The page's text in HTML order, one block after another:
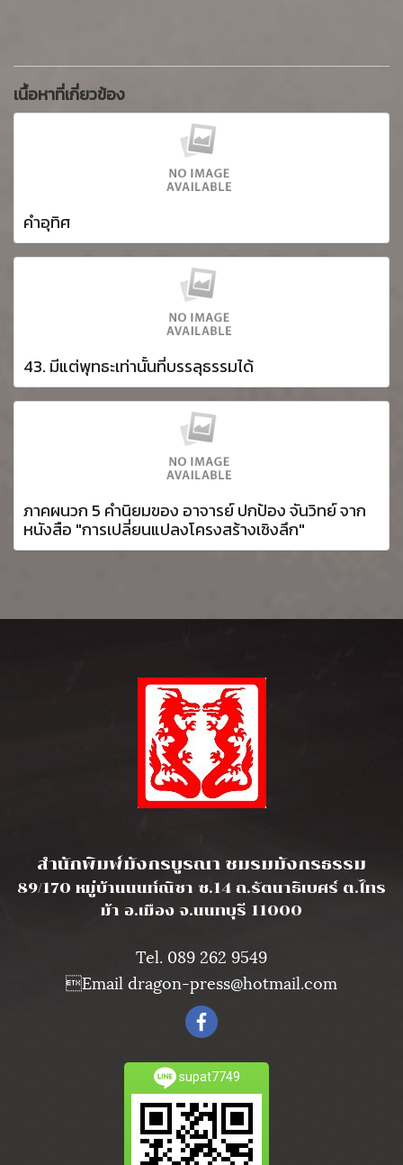
เนื้อหาที่เกี่ยวข้อง
คำอุทิศ
43. มีแต่พุทธะเท่านั้นที่บรรลุธรรมได้
ภาคผนวก 5 คำนิยมของ อาจารย์ ปกป้อง จันวิทย์ จาก
หนังสือ "การเปลี่ยนแปลงโครงสร้างเชิงลึก"
สำนักพิมพ์มังกรบูรณา ชมรมมังกรธรรม
89/170 หมู่บ้านนนท์ณิชา ซ.14 ถ.รัตนาธิเบศร์ ต.ไทร
ม้า อ.เมือง จ.นนทบุรี 11000
Tel. 089 262 9549
Email dragon-press@hotmail.com
supat7749